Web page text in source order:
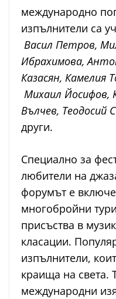
международно
изпълнители са
Васил Петров,
Ибрахимова,
Казасян, Камелия
Михаил Йосифов,
Вълчев, Теодосий
други.
Специално за
любители на
форумът е
многобройни
присъства в
класации.
изпълнители,
краища на света.
международни